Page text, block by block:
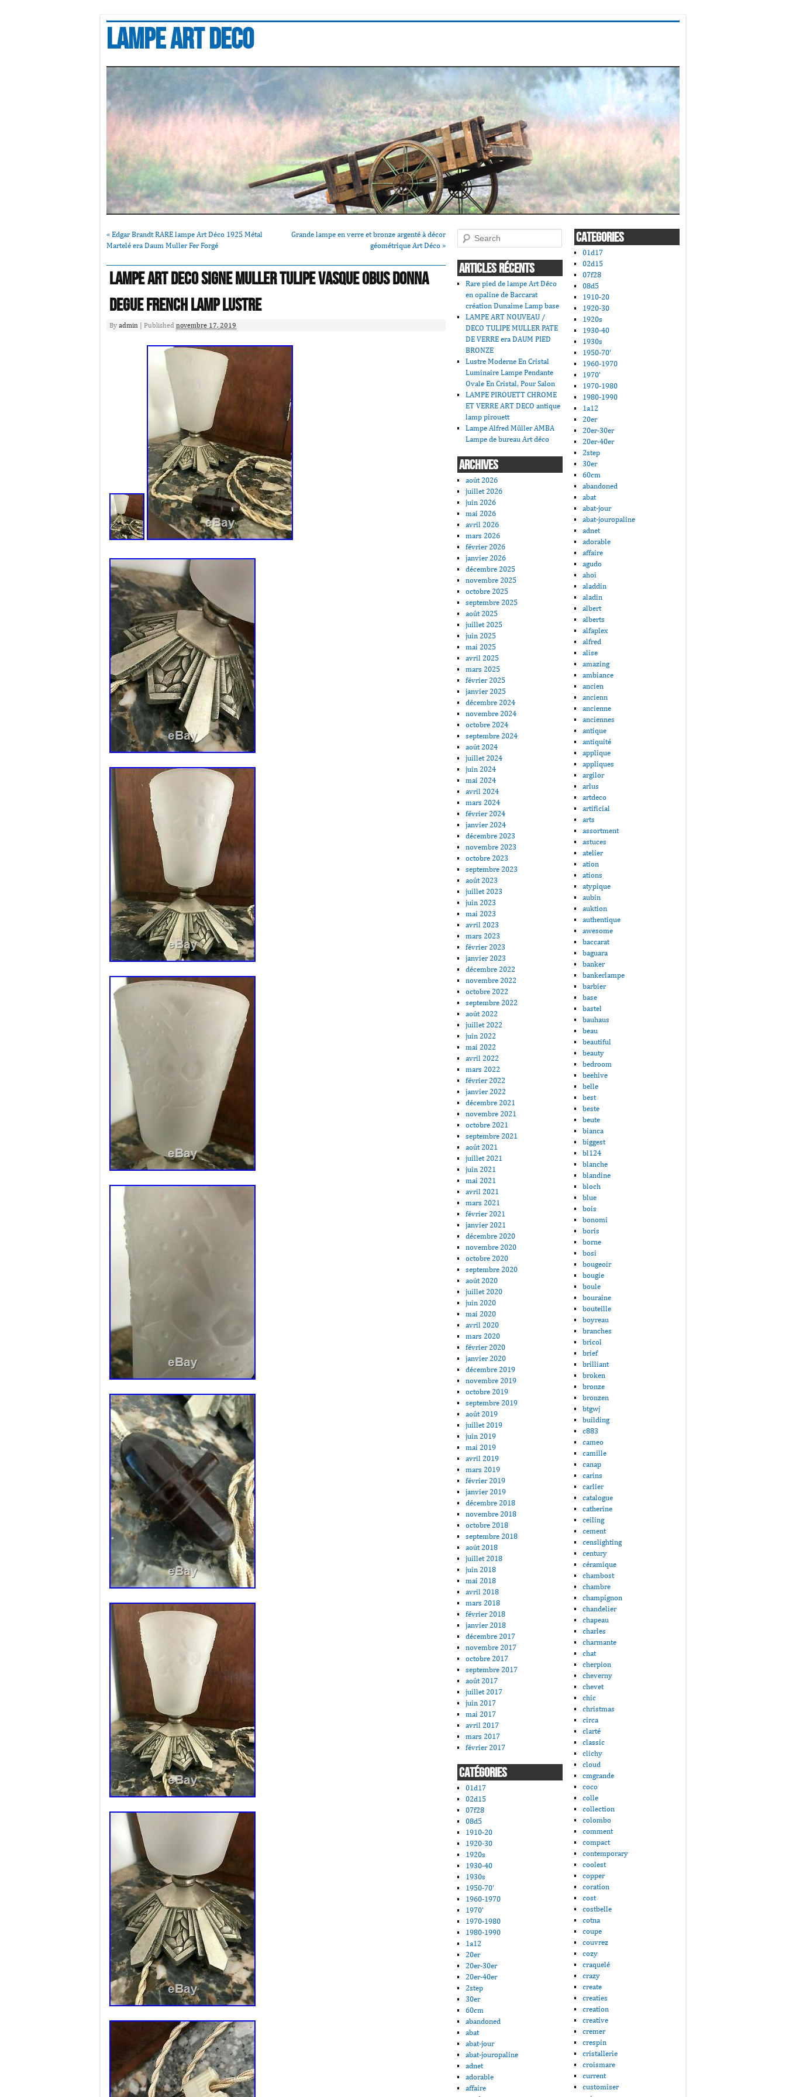
Lampe art deco
« Edgar Brandt RARE lampe Art Déco 1925 Métal
Martelé era Daum Muller Fer Forgé
Grande lampe en verre et bronze argenté à décor
géométrique Art Déco »
LAMPE ART DECO SIGNE MULLER TULIPE VASQUE OBUS DONNA
DEGUE French Lamp LUSTRE
By admin Published novembre 17, 2019
Search
ARTICLES RÉCENTS
Rare pied de lampe Art Déco
en opaline de Baccarat
création Dunaime Lamp base
LAMPE ART NOUVEAU /
DECO TULIPE MULLER PATE
DE VERRE era DAUM PIED
BRONZE
Lustre Moderne En Cristal
Luminaire Lampe Pendante
Ovale En Cristal, Pour Salon
LAMPE PIROUETT CHROME
ET VERRE ART DECO antique
lamp pirouett
Lampe Alfred Müller AMBA
Lampe de bureau Art déco
ARCHIVES
août 2026
juillet 2026
juin 2026
mai 2026
avril 2026
mars 2026
février 2026
janvier 2026
décembre 2025
novembre 2025
octobre 2025
septembre 2025
août 2025
juillet 2025
juin 2025
mai 2025
avril 2025
mars 2025
février 2025
janvier 2025
décembre 2024
novembre 2024
octobre 2024
septembre 2024
août 2024
juillet 2024
juin 2024
mai 2024
avril 2024
mars 2024
février 2024
janvier 2024
décembre 2023
novembre 2023
octobre 2023
septembre 2023
août 2023
juillet 2023
juin 2023
mai 2023
avril 2023
mars 2023
février 2023
janvier 2023
décembre 2022
novembre 2022
octobre 2022
septembre 2022
août 2022
juillet 2022
juin 2022
mai 2022
avril 2022
mars 2022
février 2022
janvier 2022
décembre 2021
novembre 2021
octobre 2021
septembre 2021
août 2021
juillet 2021
juin 2021
mai 2021
avril 2021
mars 2021
février 2021
janvier 2021
décembre 2020
novembre 2020
octobre 2020
septembre 2020
août 2020
juillet 2020
juin 2020
mai 2020
avril 2020
mars 2020
février 2020
janvier 2020
décembre 2019
novembre 2019
octobre 2019
septembre 2019
août 2019
juillet 2019
juin 2019
mai 2019
avril 2019
mars 2019
février 2019
janvier 2019
décembre 2018
novembre 2018
octobre 2018
septembre 2018
août 2018
juillet 2018
juin 2018
mai 2018
avril 2018
mars 2018
février 2018
janvier 2018
décembre 2017
novembre 2017
octobre 2017
septembre 2017
août 2017
juillet 2017
juin 2017
mai 2017
avril 2017
mars 2017
février 2017
CATÉGORIES
01d17
02d15
07f28
08d5
1910-20
1920-30
1920s
1930-40
1930s
1950-70'
1960-1970
1970'
1970-1980
1980-1990
1a12
20er
20er-30er
20er-40er
2step
30er
60cm
abandoned
abat
abat-jour
abat-jouropaline
adnet
adorable
affaire
CATEGORIES
01d17
02d15
07f28
08d5
1910-20
1920-30
1920s
1930-40
1930s
1950-70'
1960-1970
1970'
1970-1980
1980-1990
1a12
20er
20er-30er
20er-40er
2step
30er
60cm
abandoned
abat
abat-jour
abat-jouropaline
adnet
adorable
affaire
agudo
ahoi
aladdin
aladin
albert
alberts
alfaplex
alfred
alise
amazing
ambiance
ancien
ancienn
ancienne
anciennes
antique
antiquité
applique
appliques
argilor
arlus
artdeco
artificial
arts
assortment
astuces
atelier
ation
ations
atypique
aubin
auktion
authentique
awesome
baccarat
baguara
banker
bankerlampe
barbier
base
bastel
bauhaus
beau
beautiful
beauty
bedroom
beehive
belle
best
beste
beute
bianca
biggest
bl124
blanche
blandine
bloch
blue
bois
bonomi
boris
borne
bosi
bougeoir
bougie
boule
bouraine
bouteille
boyreau
branches
bricol
brief
brilliant
broken
bronze
bronzen
btgwj
building
c883
cameo
camille
canap
carins
carlier
catalogue
catherine
ceiling
cement
censlighting
century
céramique
chambost
chambre
champignon
chandelier
chapeau
charles
charmante
chat
cherpion
cheverny
chevet
chic
christmas
circa
clarté
classic
clichy
cloud
cmgrande
coco
colle
collection
colombo
comment
compact
contemporary
coolest
copper
coration
cost
costbelle
cotna
coupe
couvrez
cozy
craquelé
crazy
create
creaties
creation
creative
cremer
crespin
cristallerie
croismare
current
customiser